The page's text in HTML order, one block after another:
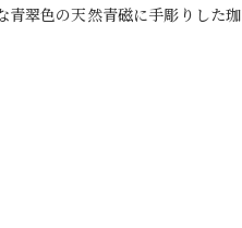
青翠色の天然青磁に手彫りした珈